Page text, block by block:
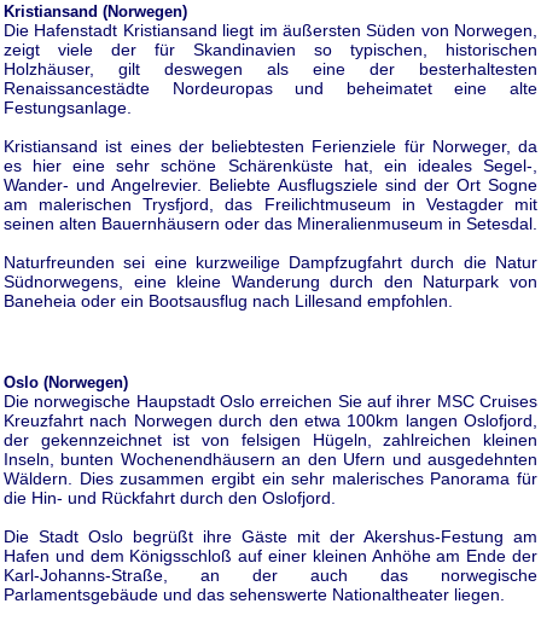
Kristiansand (Norwegen)
Die Hafenstadt Kristiansand liegt im äußersten Süden von Norwegen,
zeigt viele der für Skandinavien so typischen, historischen
Holzhäuser, gilt deswegen als eine der besterhaltesten
Renaissancestädte Nordeuropas und beheimatet eine alte
Festungsanlage.
Kristiansand ist eines der beliebtesten Ferienziele für Norweger, da
es hier eine sehr schöne Schärenküste hat, ein ideales Segel-,
Wander- und Angelrevier. Beliebte Ausflugsziele sind der Ort Sogne
am malerischen Trysfjord, das Freilichtmuseum in Vestagder mit
seinen alten Bauernhäusern oder das Mineralienmuseum in Setesdal.
Naturfreunden sei eine kurzweilige Dampfzugfahrt durch die Natur
Südnorwegens, eine kleine Wanderung durch den Naturpark von
Baneheia oder ein Bootsausflug nach Lillesand empfohlen.
Oslo (Norwegen)
Die norwegische Haupstadt Oslo erreichen Sie auf ihrer MSC Cruises
Kreuzfahrt nach Norwegen durch den etwa 100km langen Oslofjord,
der gekennzeichnet ist von felsigen Hügeln, zahlreichen kleinen
Inseln, bunten Wochenendhäusern an den Ufern und ausgedehnten
Wäldern. Dies zusammen ergibt ein sehr malerisches Panorama für
die Hin- und Rückfahrt durch den Oslofjord.
Die Stadt Oslo begrüßt ihre Gäste mit der Akershus-Festung am
Hafen und dem Königsschloß auf einer kleinen Anhöhe am Ende der
Karl-Johanns-Straße, an der auch das norwegische
Parlamentsgebäude und das sehenswerte Nationaltheater liegen.